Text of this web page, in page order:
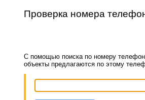
Проверка номера
С помощью поиска по номеру
объекты предлагаются по этому